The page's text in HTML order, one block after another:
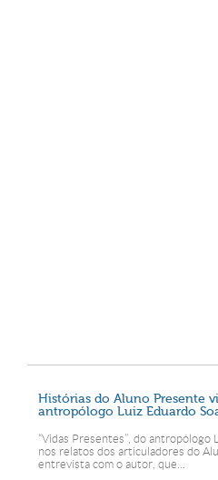
Histórias do Aluno Presente
antropólogo Luiz Eduardo
“Vidas Presentes”, do antropólogo
nos relatos dos articuladores do
entrevista com o autor, que...